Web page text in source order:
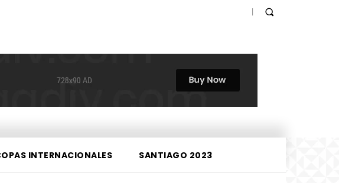
INTERNACIONALES SANTIAGO 2023